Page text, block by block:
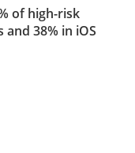
of high-risk
38% in iOS